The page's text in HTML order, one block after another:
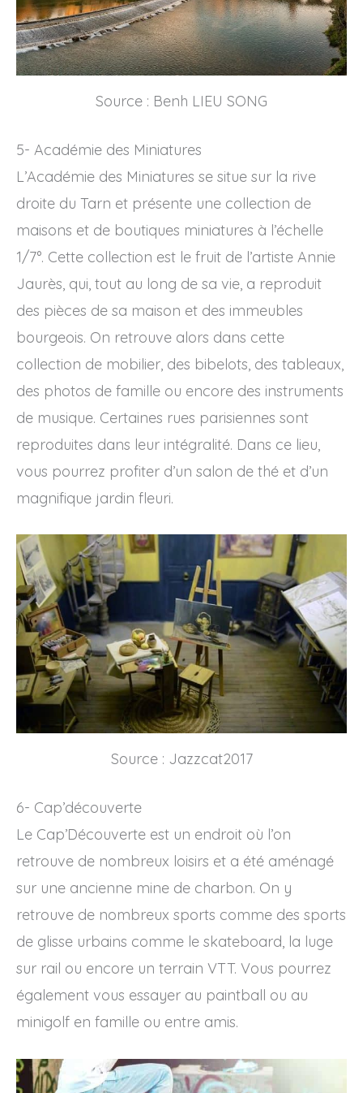
Source : Benh LIEU SONG
5- Académie des Miniatures
L’Académie des Miniatures se situe sur la rive
droite du Tarn et présente une collection de
maisons et de boutiques miniatures à l’échelle
1/7°. Cette collection est le fruit de l’artiste Annie
Jaurès, qui, tout au long de sa vie, a reproduit
des pièces de sa maison et des immeubles
bourgeois. On retrouve alors dans cette
collection de mobilier, des bibelots, des tableaux,
des photos de famille ou encore des instruments
de musique. Certaines rues parisiennes sont
reproduites dans leur intégralité. Dans ce lieu,
vous pourrez profiter d’un salon de thé et d’un
magnifique jardin fleuri.
Source : Jazzcat2017
6- Cap’découverte
Le Cap’Découverte est un endroit où l’on
retrouve de nombreux loisirs et a été aménagé
sur une ancienne mine de charbon. On y
retrouve de nombreux sports comme des sports
de glisse urbains comme le skateboard, la luge
sur rail ou encore un terrain VTT. Vous pourrez
également vous essayer au paintball ou au
minigolf en famille ou entre amis.